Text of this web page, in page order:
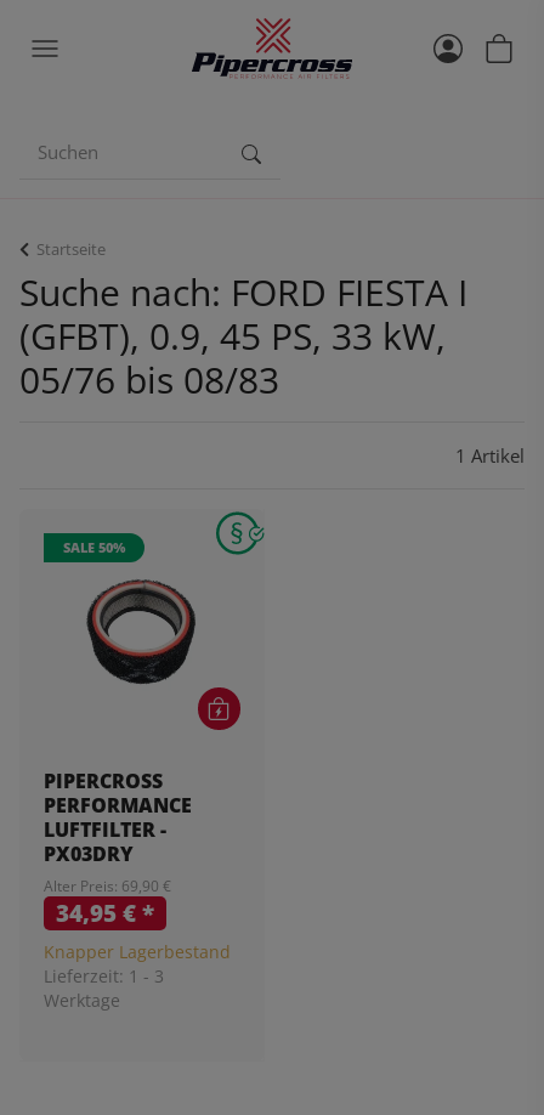
Startseite
Suche nach: FORD FIESTA I
(GFBT), 0.9, 45 PS, 33 kW,
05/76 bis 08/83
1 Artikel
SALE 50%
PIPERCROSS
PERFORMANCE
LUFTFILTER -
PX03DRY
Alter Preis: 69,90 €
34,95 €*
Knapper Lagerbestand
Lieferzeit: 1 - 3
Werktage